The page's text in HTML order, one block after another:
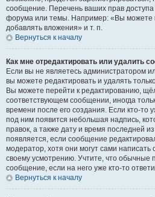
сообщение. Перечень ваших прав доступа
форума или темы. Например: «Вы можете
добавлять вложения» и т. п.
Вернуться к началу
Как мне отредактировать или удалить
Если вы не являетесь администратором
вы можете редактировать и удалять
Вы можете перейти к редактированию,
соответствующем сообщении, иногда
времени после его создания. Если кто-то
под ним появится небольшая надпись,
правок, а также дату и время последней
появляется, если сообщение
модератор, хотя они могут сами
своему усмотрению. Учтите, что обычные
сообщение, если на него уже кто-то
Вернуться к началу